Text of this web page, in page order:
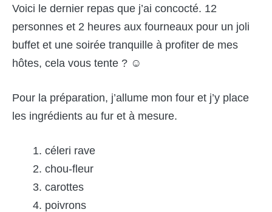
Voici le dernier repas que j’ai concocté. 12
personnes et 2 heures aux fourneaux pour un joli
buffet et une soirée tranquille à profiter de mes
hôtes, cela vous tente ? ☺
Pour la préparation, j’allume mon four et j’y place
les ingrédients au fur et à mesure.
céleri rave
chou-fleur
carottes
poivrons